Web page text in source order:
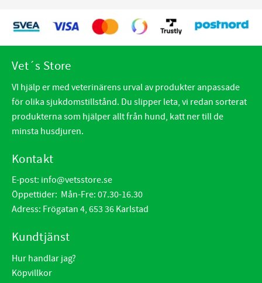
Vet´s Store
VI hjälp er med veterinärens urval av produkter anpassade
för olika sjukdomstillstånd. Du slipper leta, vi redan sorterat
produkterna som hjälper allt från hund, katt ner till de
minsta husdjuren.
Kontakt
E-post: info@vetsstore.se
Öppettider: Mån-Fre: 07.30-16.30
Adress: Frögatan 4, 653 36 Karlstad
Kundtjänst
Hur handlar jag?
Köpvillkor